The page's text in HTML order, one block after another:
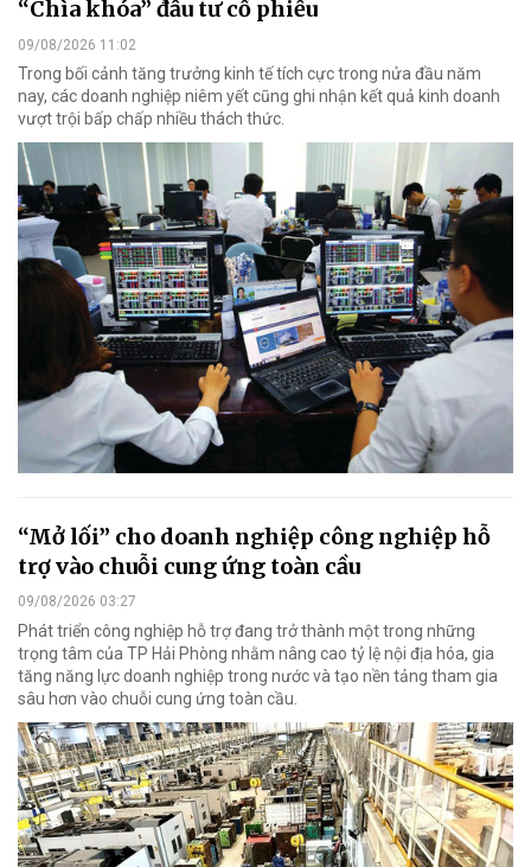
“Chìa khóa” đầu tư cổ phiếu
09/08/2026 11:02
Trong bối cảnh tăng trưởng kinh tế tích cực trong nửa đầu năm
nay, các doanh nghiệp niêm yết cũng ghi nhận kết quả kinh doanh
vượt trội bấp chấp nhiều thách thức.
“Mở lối” cho doanh nghiệp công nghiệp hỗ
trợ vào chuỗi cung ứng toàn cầu
09/08/2026 03:27
Phát triển công nghiệp hỗ trợ đang trở thành một trong những
trọng tâm của TP Hải Phòng nhằm nâng cao tỷ lệ nội địa hóa, gia
tăng năng lực doanh nghiệp trong nước và tạo nền tảng tham gia
sâu hơn vào chuỗi cung ứng toàn cầu.